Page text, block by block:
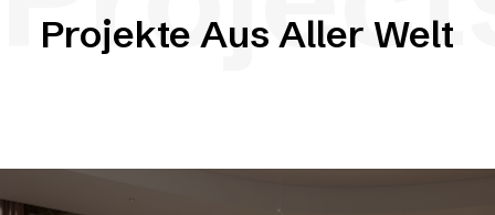
Projekte Aus Aller Welt